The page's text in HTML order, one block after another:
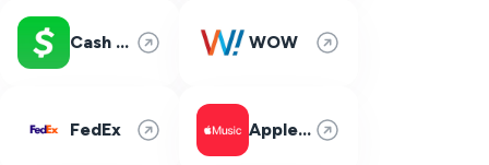
Cash App WOW
FedEx Apple Music